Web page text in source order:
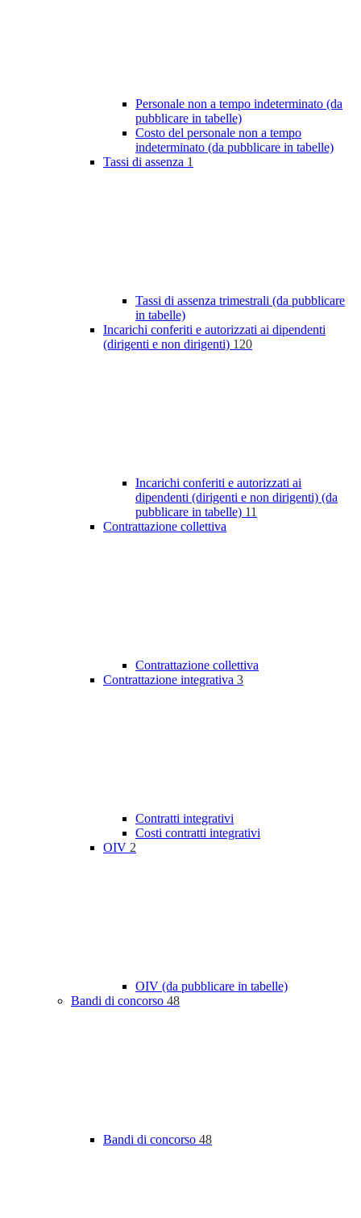
Personale non a tempo indeterminato (da
pubblicare in tabelle)
Costo del personale non a tempo
indeterminato (da pubblicare in tabelle)
Tassi di assenza 1
Tassi di assenza trimestrali (da pubblicare
in tabelle)
Incarichi conferiti e autorizzati ai dipendenti
(dirigenti e non dirigenti) 120
Incarichi conferiti e autorizzati ai
dipendenti (dirigenti e non dirigenti) (da
pubblicare in tabelle) 11
Contrattazione collettiva
Contrattazione collettiva
Contrattazione integrativa 3
Contratti integrativi
Costi contratti integrativi
OIV 2
OIV (da pubblicare in tabelle)
Bandi di concorso 48
Bandi di concorso 48